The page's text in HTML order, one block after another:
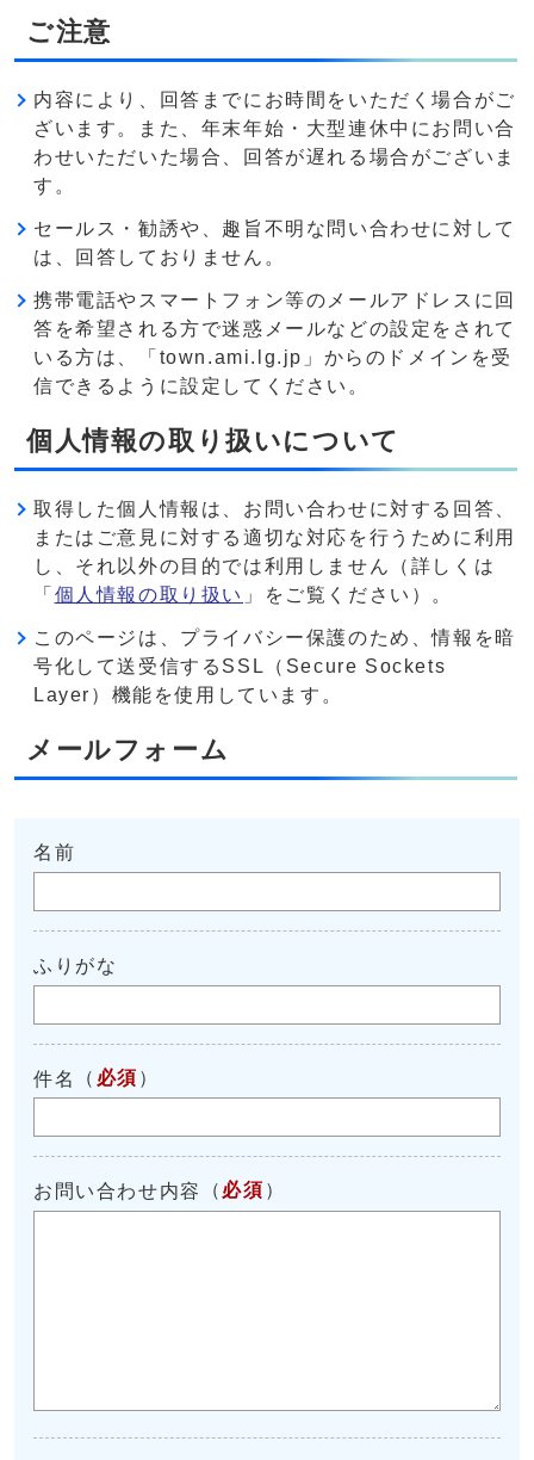
ご注意
内容により、回答までにお時間をいただく場合がご
ざいます。また、年末年始・大型連休中にお問い合
わせいただいた場合、回答が遅れる場合がございま
す。
セールス・勧誘や、趣旨不明な問い合わせに対して
は、回答しておりません。
携帯電話やスマートフォン等のメールアドレスに回
答を希望される方で迷惑メールなどの設定をされて
いる方は、「town.ami.lg.jp」からのドメインを受
信できるように設定してください。
個人情報の取り扱いについて
取得した個人情報は、お問い合わせに対する回答、
またはご意見に対する適切な対応を行うために利用
し、それ以外の目的では利用しません（詳しくは
「 個人情報の取り扱い 」をご覧ください）。
このページは、プライバシー保護のため、情報を暗
号化して送受信するSSL（Secure Sockets
Layer）機能を使用しています。
メールフォーム
名前
ふりがな
件名 （ 必須 ）
お問い合わせ内容 （ 必須 ）